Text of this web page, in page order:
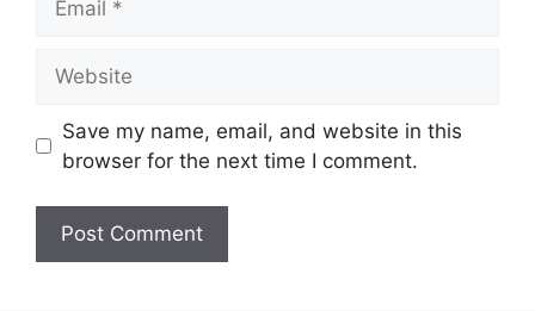
Save my name, email, and website in this
browser for the next time I comment.